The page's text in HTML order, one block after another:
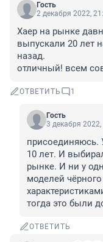
Гость
2 декабря 2022,
Хаер на рынке
выпускали 20 лет
назад.
отличный! всем
ОТВЕТИТЬ 1
Гость
3 декабря
присоединяюсь.
10 лет. И
рынке. И ни у
моделей
тогда это были
ОТВЕТИТЬ